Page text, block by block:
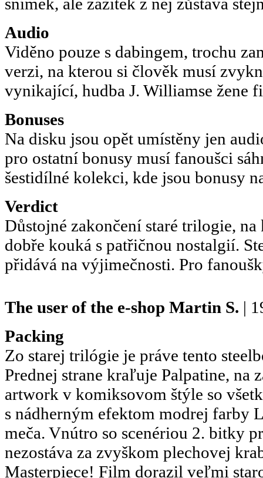
Audio
Viděno pouze s dabingem, trochu
verzi, na kterou si člověk musí
vynikající, hudba J. Williamse žene
Bonuses
Na disku jsou opět umístěny jen
pro ostatní bonusy musí fanoušci
šestidílné kolekci, kde jsou bonusy
Verdict
Důstojné zakončení staré trilogie, na
dobře kouká s patřičnou nostalgií.
přidává na výjimečnosti. Pro
The user of the e-shop Martin S. |
Packing
Zo starej trilógie je práve tento
Prednej strane kraľuje Palpatine, na
artwork v komiksovom štýle so
s nádherným efektom modrej farby
meča. Vnútro so scenériou 2. bitky
nezostáva za zvyškom plechovej
Masterpiece! Film dorazil veľmi